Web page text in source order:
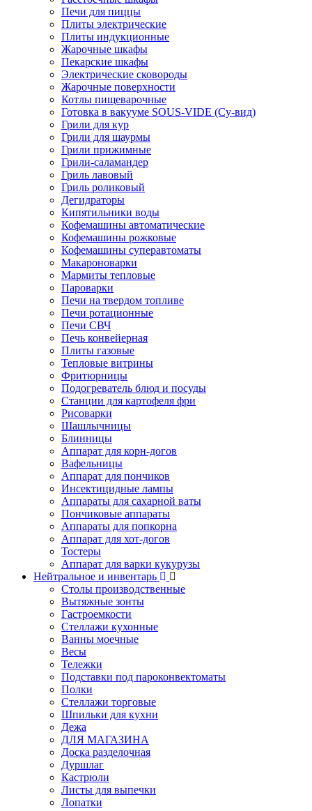
Печи для пиццы
Плиты электрические
Плиты индукционные
Жарочные шкафы
Пекарские шкафы
Электрические сковороды
Жарочные поверхности
Котлы пищеварочные
Готовка в вакууме SOUS-VIDE (Су-вид)
Грили для кур
Грили для шаурмы
Грили прижимные
Грили-саламандер
Гриль лавовый
Гриль роликовый
Дегидраторы
Кипятильники воды
Кофемашины автоматические
Кофемашины рожковые
Кофемашины суперавтоматы
Макароноварки
Мармиты тепловые
Пароварки
Печи на твердом топливе
Печи ротационные
Печи СВЧ
Печь конвейерная
Плиты газовые
Тепловые витрины
Фритюрницы
Подогреватель блюд и посуды
Станции для картофеля фри
Рисоварки
Шашлычницы
Блинницы
Аппарат для корн-догов
Вафельницы
Аппарат для пончиков
Инсектицидные лампы
Аппараты для сахарной ваты
Пончиковые аппараты
Аппараты для попкорна
Аппарат для хот-догов
Тостеры
Аппарат для варки кукурузы
Нейтральное и инвентарь
Столы производственные
Вытяжные зонты
Гастроемкости
Стеллажи кухонные
Ванны моечные
Весы
Тележки
Подставки под пароконвектоматы
Полки
Стеллажи торговые
Шпильки для кухни
Дежа
ДЛЯ МАГАЗИНА
Доска разделочная
Дуршлаг
Кастрюли
Листы для выпечки
Лопатки